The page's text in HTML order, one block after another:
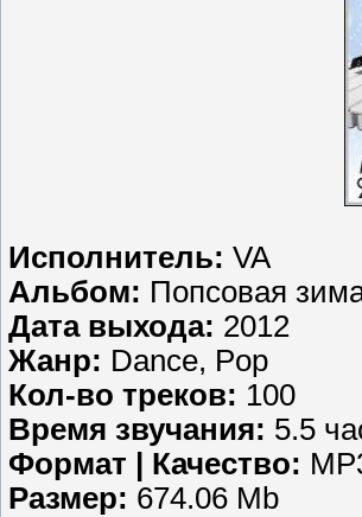
Исполнитель: VA
Альбом: Попсовая
Дата выхода: 2012
Жанр: Dance, Pop
Кол-во треков: 100
Время звучания: 5.5
Формат | Качество:
Размер: 674.06 Mb